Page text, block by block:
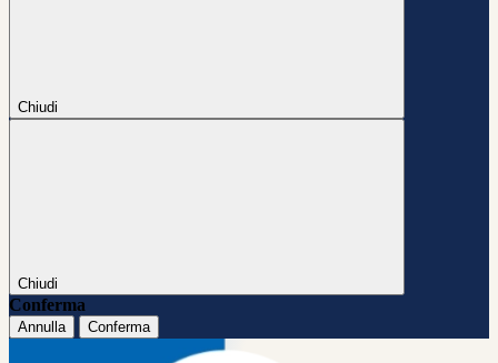
Chiudi
Chiudi
Conferma
Annulla Conferma